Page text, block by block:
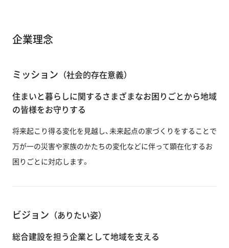
企業理念
ミッション （社会的存在意義）
住まいと暮らしに関するさまざまなお困りごとから地域
の皆様をお守りする
将来起こり得る変化を見越し、未来起点の家づくりをすることで
万が一の災害や家族のかたちの変化などに伴って顕在化するお
困りごとに対応します。
ビジョン （ありたい姿）
総合建設を担う企業として地域を支える